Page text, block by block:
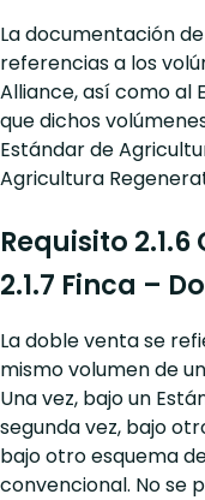
La documentación
referencias a los
Alliance, así como al
que dichos
Estándar de
Agricultura
Requisito
2.1.7 Finca –
La doble venta se
mismo volumen de
Una vez, bajo un
segunda vez, bajo
bajo otro esquema
convencional. No se